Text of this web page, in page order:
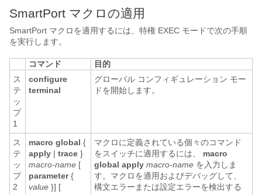
SmartPort マクロの適用
SmartPort マクロを適用するには、特権 EXEC モードで次の手順
を実行します。
コマンド
目的
ス
テ
ッ
プ
1
configure
terminal
グローバル コンフィギュレーション モー
ドを開始します。
ス
テ
ッ
プ
2
macro global {
apply | trace }
macro-name [
parameter {
value }] [
マクロに定義されている個々のコマンド
をスイッチに適用するには、
macro
global apply macro-name を入力しま
す。マクロを適用およびデバッグして、
構文エラーまたは設定エラーを検出する